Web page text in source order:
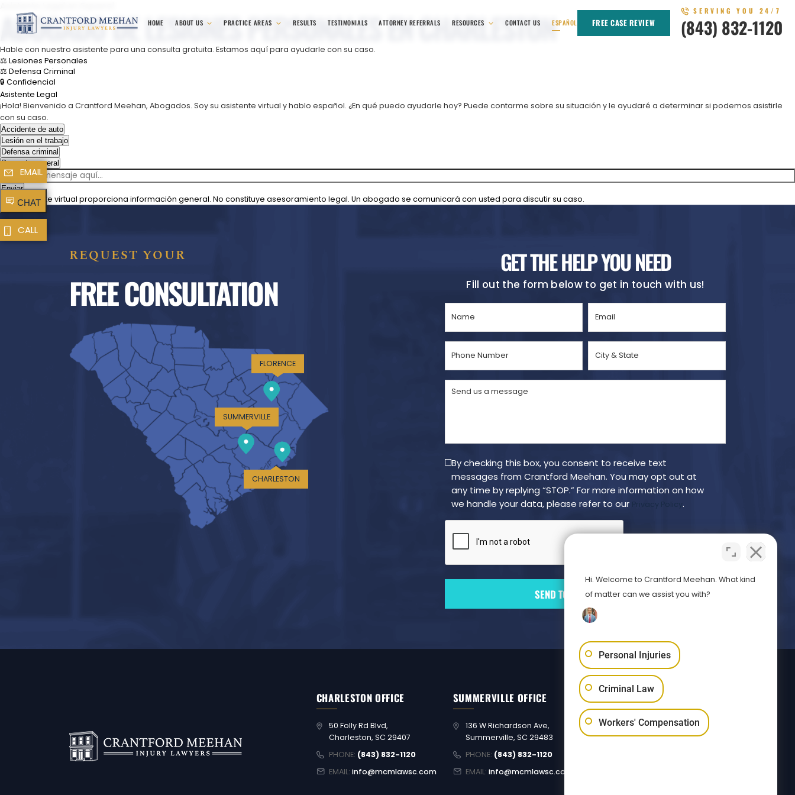
HOME ABOUT US PRACTICE AREAS RESULTS TESTIMONIALS ATTORNEY REFERRALS RESOURCES CONTACT US ESPAÑOL FREE CASE REVIEW
SERVING YOU 24/7
(843) 832-1120
ABOGADO DE LESIONES PERSONALES EN CHARLESTON
Hable con nuestro asistente para una consulta gratuita. Estamos aquí para ayudarle con su caso.
⚖ Lesiones Personales
⚖ Defensa Criminal
🔒 Confidencial
Asistente Legal
¡Hola! Bienvenido a Crantford Meehan, Abogados. Soy su asistente virtual y hablo español. ¿En qué puedo ayudarle hoy? Puede contarme sobre su situación y le ayudaré a determinar si podemos asistirle
con su caso.
Accidente de auto
Lesión en el trabajo
Defensa criminal
Pregunta general
Enviar
Este asistente virtual proporciona información general. No constituye asesoramiento legal. Un abogado se comunicará con usted para discutir su caso.
REQUEST YOUR
FREE CONSULTATION
FLORENCE
SUMMERVILLE
CHARLESTON
GET THE HELP YOU NEED
Fill out the form below to get in touch with us!
Number
(Required)
State
Send
(Required)
By checking this box, you consent to receive text
messages from Crantford Meehan. You may opt out at
any time by replying “STOP.” For more information on how
we handle your data, please refer to our
Privacy Policy .
EMAIL
CHAT
CALL
CHARLESTON OFFICE
50 Folly Rd Blvd,
Charleston, SC 29407
PHONE: (843) 832-1120
EMAIL: info@mcmlawsc.com
SUMMERVILLE OFFICE
136 W Richardson Ave,
Summerville, SC 29483
PHONE: (843) 832-1120
EMAIL: info@mcmlawsc.com
FLORENCE OFFICE
4001 E Palmetto St #1304,
Florence, SC 29506
Hi. Welcome to Crantford Meehan. What kind
of matter can we assist you with?
Personal Injuries
Criminal Law
Workers' Compensation